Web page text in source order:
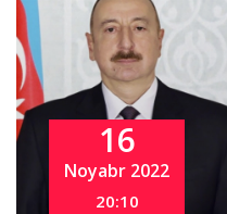
16
Noyabr 2022
20:10